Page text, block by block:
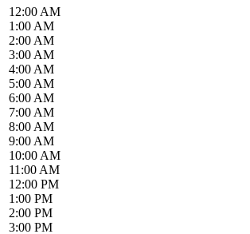
12:00 AM
1:00 AM
2:00 AM
3:00 AM
4:00 AM
5:00 AM
6:00 AM
7:00 AM
8:00 AM
9:00 AM
10:00 AM
11:00 AM
12:00 PM
1:00 PM
2:00 PM
3:00 PM